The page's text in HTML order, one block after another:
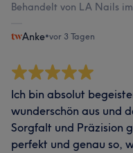
Behandelt von LA Nails
Anke•vor 3 Tagen
Ich bin absolut
wunderschön aus und
Sorgfalt und Präzision
perfekt und genau so,